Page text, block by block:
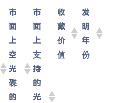
市
面
上
空
光
碟
的
市
面
上
支
持
的
光
收
藏
价
值
发
明
年
份